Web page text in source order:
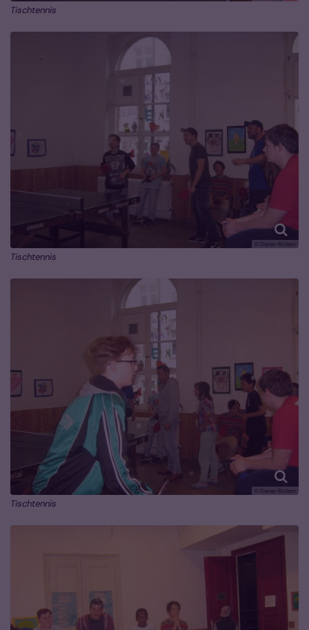
Tischtennis
© Dieter Rütten
Tischtennis
© Dieter Rütten
Tischtennis